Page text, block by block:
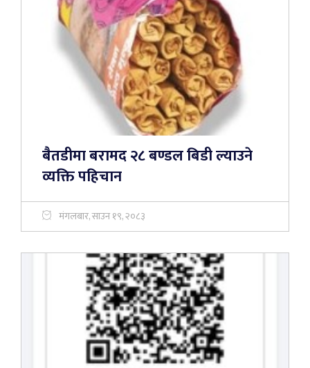
बैतडीमा बरामद २८ बण्डल बिडी ल्याउने
व्यक्ति पहिचान
मंगलबार, साउन १९, २०८३